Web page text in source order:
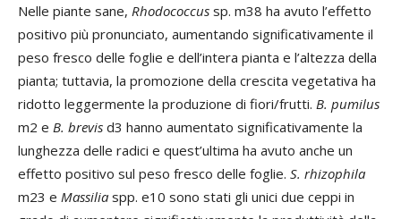
Nelle piante sane, Rhodococcus sp. m38 ha avuto l’effetto
positivo più pronunciato, aumentando significativamente il
peso fresco delle foglie e dell’intera pianta e l’altezza della
pianta; tuttavia, la promozione della crescita vegetativa ha
ridotto leggermente la produzione di fiori/frutti. B. pumilus
m2 e B. brevis d3 hanno aumentato significativamente la
lunghezza delle radici e quest’ultima ha avuto anche un
effetto positivo sul peso fresco delle foglie. S. rhizophila
m23 e Massilia spp. e10 sono stati gli unici due ceppi in